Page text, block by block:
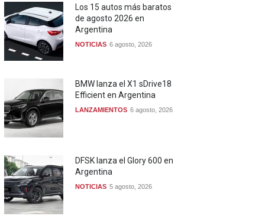
Los 15 autos más baratos
de agosto 2026 en
Argentina
NOTICIAS 6 agosto, 2026
BMW lanza el X1 sDrive18
Efficient en Argentina
LANZAMIENTOS 6 agosto, 2026
DFSK lanza el Glory 600 en
Argentina
NOTICIAS 5 agosto, 2026